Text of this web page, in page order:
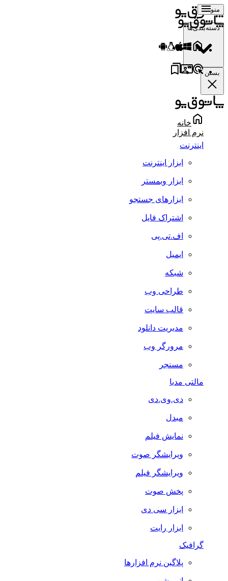
منو
دسته‌بندی‌ها
بستن
خانه
نرم افزار
اینترنت
ابزار اینترنت
ابزار وبمستر
ابزارهای جستجو
اشتراک فایل
اف.تی.پی
ایمیل
شبکه
طراحی وب
قالب سایت
مدیریت دانلود
مرورگر وب
مسنجر
مالتی مدیا
دی.وی.دی
مبدل
نمایش فیلم
ویرایشگر صوت
ویرایشگر فیلم
پخش صوت
ابزار سی دی
ابزار رایت
گرافیک
پلاگین نرم افزارها